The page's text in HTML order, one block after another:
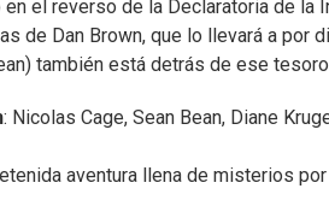
el reverso de la Declaratoria de la
de Dan Brown, que lo llevará a
también está detrás de ese
: Nicolas Cage, Sean Bean, Diane
aventura llena de misterios